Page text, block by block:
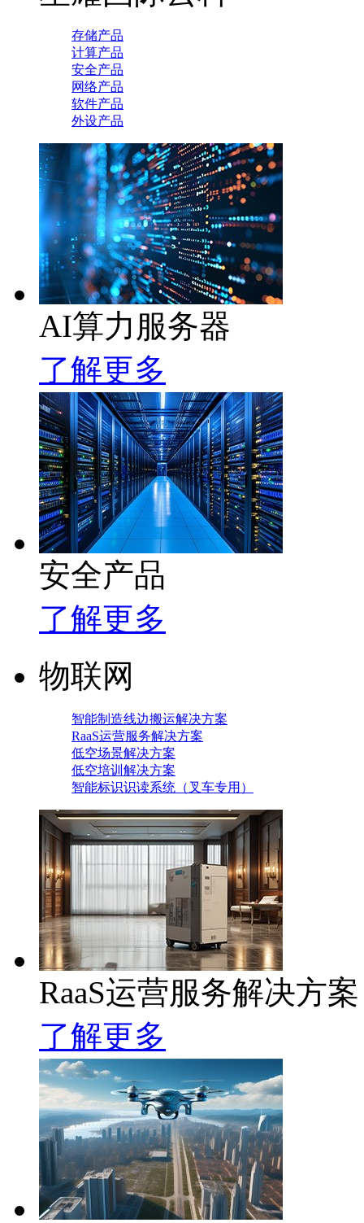
存储产品
计算产品
安全产品
网络产品
软件产品
外设产品
AI算力服务器
了解更多
安全产品
了解更多
物联网
智能制造线边搬运解决方案
RaaS运营服务解决方案
低空场景解决方案
低空培训解决方案
智能标识识读系统（叉车专用）
RaaS运营服务解决方案
了解更多